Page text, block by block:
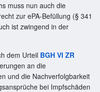
muss nun auch die
zur ePA-Befüllung (§ 341
ist zwingend in der
dem Urteil BGH VI ZR
an die
und die Nachverfolgbarkeit
bei Impfschäden